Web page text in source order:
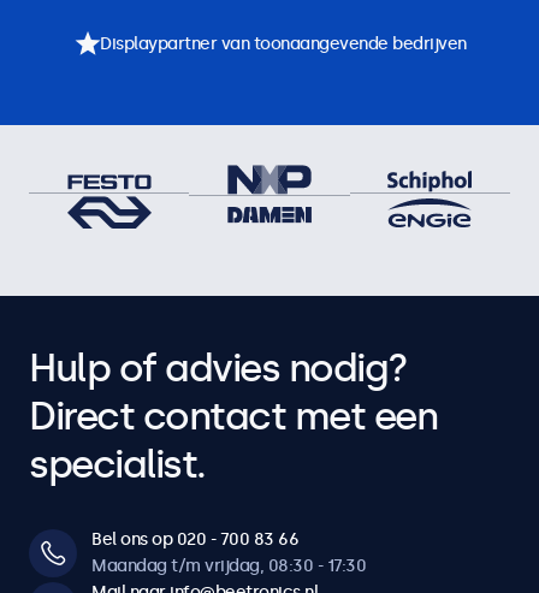
Displaypartner van toonaangevende bedrijven
Hulp of advies nodig?
Direct contact met een
specialist.
Bel ons op 020 - 700 83 66
Maandag t/m vrijdag, 08:30 - 17:30